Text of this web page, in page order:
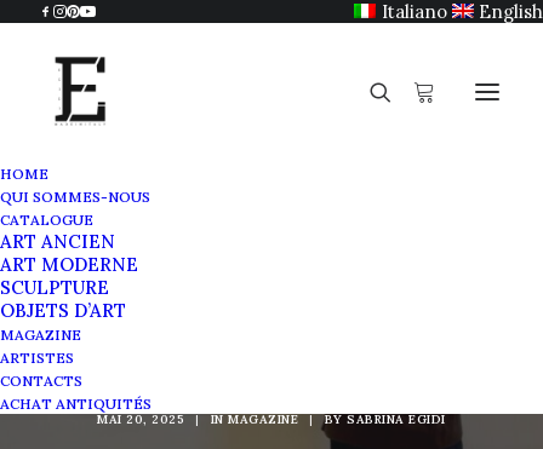
Italiano English
HOME
QUI SOMMES-NOUS
CATALOGUE
ART ANCIEN
ART MODERNE
SCULPTURE
OBJETS D’ART
MAGAZINE
ARTISTES
CONTACTS
ACHAT ANTIQUITÉS
École d'art des Orti
MAI 20, 2025 | INMAGAZINE | BYSABRINA EGIDI